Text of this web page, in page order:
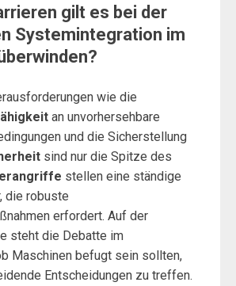
gilt es bei der
Systemintegration im
wie die
an unvorhersehbare
und die Sicherstellung
sind nur die Spitze des
stellen eine ständige
die robuste
erfordert. Auf der
steht die Debatte im
Maschinen befugt sein sollten,
Entscheidungen zu treffen.